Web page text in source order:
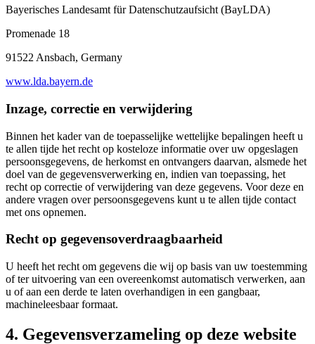
Bayerisches Landesamt für Datenschutzaufsicht (BayLDA)
Promenade 18
91522 Ansbach, Germany
www.lda.bayern.de
Inzage, correctie en verwijdering
Binnen het kader van de toepasselijke wettelijke bepalingen heeft u
te allen tijde het recht op kosteloze informatie over uw opgeslagen
persoonsgegevens, de herkomst en ontvangers daarvan, alsmede het
doel van de gegevensverwerking en, indien van toepassing, het
recht op correctie of verwijdering van deze gegevens. Voor deze en
andere vragen over persoonsgegevens kunt u te allen tijde contact
met ons opnemen.
Recht op gegevensoverdraagbaarheid
U heeft het recht om gegevens die wij op basis van uw toestemming
of ter uitvoering van een overeenkomst automatisch verwerken, aan
u of aan een derde te laten overhandigen in een gangbaar,
machineleesbaar formaat.
4. Gegevensverzameling op deze website